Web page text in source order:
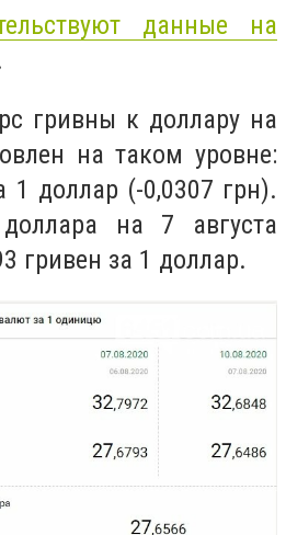
данные на
гривны к доллару на
на таком уровне:
1 доллар (-0,0307 грн).
на 7 августа
гривен за 1 доллар.